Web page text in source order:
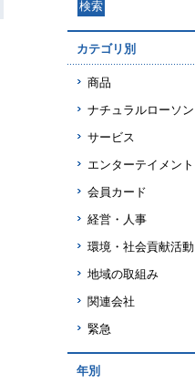
カテゴリ別
商品
ナチュラルローソン
サービス
エンターテイメント
会員カード
経営・人事
環境・社会貢献活動
地域の取組み
関連会社
緊急
年別